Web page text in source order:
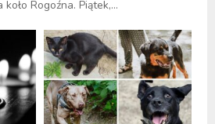
Rogoźna. Piątek,...